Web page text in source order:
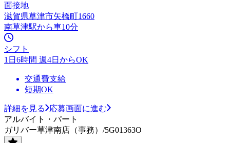
面接地
滋賀県草津市矢橋町1660
南草津駅から車10分
シフト
1日6時間 週4日からOK
交通費支給
短期OK
詳細を見る
応募画面に進む
アルバイト・パート
ガリバー草津南店（事務）/5G01363O